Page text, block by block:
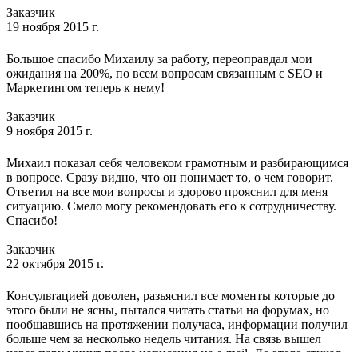
Заказчик
19 ноября 2015 г.
Большое спасибо Михаилу за работу, переоправдал мои
ожидания на 200%, по всем вопросам связанным с SEO и
Маркетингом теперь к нему!
Заказчик
9 ноября 2015 г.
Михаил показал себя человеком грамотным и разбирающимся
в вопросе. Сразу видно, что он понимает то, о чем говорит.
Ответил на все мои вопросы и здорово прояснил для меня
ситуацию. Смело могу рекомендовать его к сотрудничеству.
Спасибо!
Заказчик
22 октября 2015 г.
Консультацией доволен, разьяснил все моменты которые до
этого были не ясны, пытался читать статьи на форумах, но
пообщавшись на протяжении получаса, информации получил
больше чем за несколько недель читания. На связь вышел